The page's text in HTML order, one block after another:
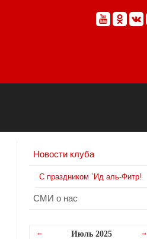
Новости клуба
С праздником `Ид аль-Фитр!
СМИ о нас
← Июль 2025 →